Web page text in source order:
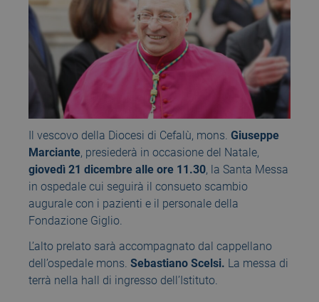
Il vescovo della Diocesi di Cefalù, mons. Giuseppe
Marciante, presiederà in occasione del Natale,
giovedì 21 dicembre alle ore 11.30, la Santa Messa
in ospedale cui seguirà il consueto scambio
augurale con i pazienti e il personale della
Fondazione Giglio.
L’alto prelato sarà accompagnato dal cappellano
dell’ospedale mons. Sebastiano Scelsi. La messa di
terrà nella hall di ingresso dell’Istituto.